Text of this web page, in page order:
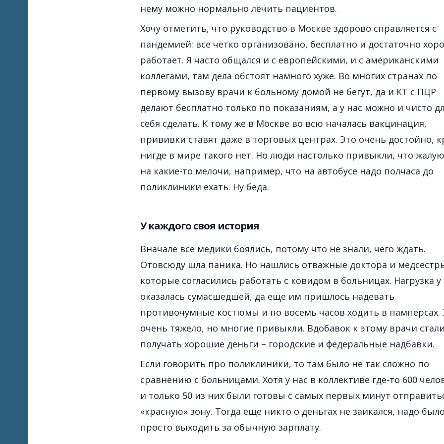
нему можно нормально лечить пациентов.
Хочу отметить, что руководство в Москве здорово справляется с
пандемией: все четко организовано, бесплатно и достаточно
работает. Я часто общался и с европейскими, и с американскими
коллегами, там дела обстоят намного хуже. Во многих странах по
первому вызову врачи к больному домой не бегут, да и КТ с ПЦР
делают бесплатно только по показаниям, а у нас можно и чисто
себя сделать. К тому же в Москве во всю началась вакцинация,
прививки ставят даже в торговых центрах. Это очень достойно,
нигде в мире такого нет. Но люди настолько привыкли, что
на какие-то мелочи, например, что на автобусе надо полчаса до
поликлиники ехать. Ну беда.
У каждого своя история
Вначале все медики боялись, потому что не знали, чего ждать.
Отовсюду шла паника. Но нашлись отважные доктора и
которые согласились работать с ковидом в больницах. Нагрузка у
оказалась сумасшедшей, да еще им пришлось надевать
противочумные костюмы и по восемь часов ходить в памперсах.
очень тяжело, но многие привыкли. Вдобавок к этому врачи стали
получать хорошие деньги – городские и федеральные надбавки.
Если говорить про поликлиники, то там было не так сложно по
сравнению с больницами. Хотя у нас в коллективе где-то 600
и только 50 из них были готовы с самых первых минут
«красную» зону. Тогда еще никто о деньгах не заикался, надо было
просто выходить за обычную зарплату.